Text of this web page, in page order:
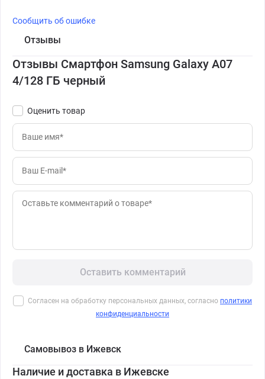
Сообщить об ошибке
Отзывы
Отзывы Смартфон Samsung Galaxy A07
4/128 ГБ черный
Оценить товар
Оставить комментарий
Согласен на обработку персональных данных, согласно политики
конфиденциальности
Самовывоз в Ижевск
Наличие и доставка в Ижевске